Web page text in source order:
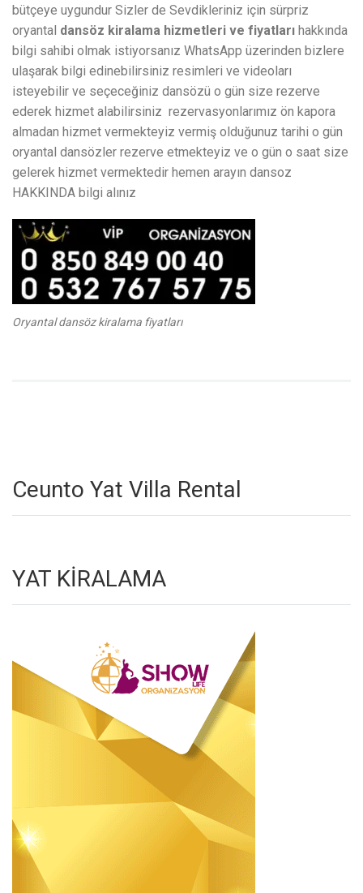
bütçeye uygundur Sizler de Sevdikleriniz için sürpriz
oryantal dansöz kiralama hizmetleri ve fiyatları hakkında
bilgi sahibi olmak istiyorsanız WhatsApp üzerinden bizlere
ulaşarak bilgi edinebilirsiniz resimleri ve videoları
isteyebilir ve seçeceğiniz dansözü o gün size rezerve
ederek hizmet alabilirsiniz rezervasyonlarımız ön kapora
almadan hizmet vermekteyiz vermiş olduğunuz tarihi o gün
oryantal dansözler rezerve etmekteyiz ve o gün o saat size
gelerek hizmet vermektedir hemen arayın dansoz
HAKKINDA bilgi alınız
Oryantal dansöz kiralama fiyatları
Ceunto Yat Villa Rental
YAT KİRALAMA